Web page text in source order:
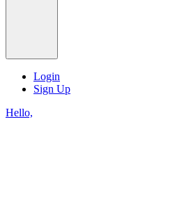
Login
Sign Up
Hello,